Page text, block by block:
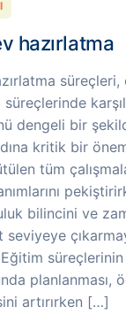
hazırlatma
süreçleri,
dengeli bir
kritik bir
tüm
bilincini ve
planlanması,
artırırken […]